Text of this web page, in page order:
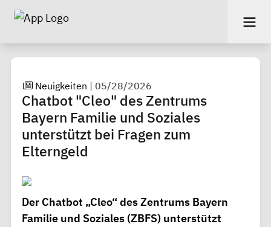
Neuigkeiten |05/28/2026
Chatbot "Cleo" des Zentrums
Bayern Familie und Soziales
unterstützt bei Fragen zum
Elterngeld
Der Chatbot „Cleo“ des Zentrums Bayern
Familie und Soziales (ZBFS) unterstützt